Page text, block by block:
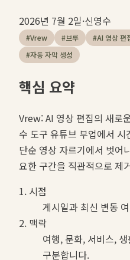
2026년 7월 2일·신영수
#Vrew #브루 #AI 영상 편
#자동 자막 생성
핵심 요약
Vrew: AI 영상 편집의 새로
수 도구 유튜브 부업에서
단순 영상 자르기에서 벗어
요한 구간을 직관적으로 제
1. 시점
게시일과 최신 변동
2. 맥락
여행, 문화, 서비스,
구분합니다.